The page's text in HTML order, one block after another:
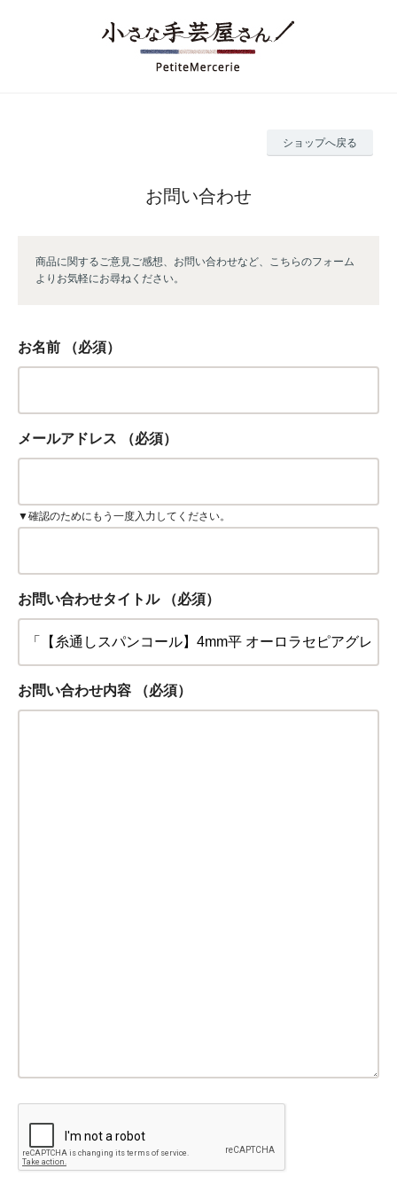
ショップへ戻る
お問い合わせ
商品に関するご意見ご感想、お問い合わせなど、こちらのフォーム
よりお気軽にお尋ねください。
お名前 （必須）
メールアドレス （必須）
▼確認のためにもう一度入力してください。
お問い合わせタイトル （必須）
お問い合わせ内容 （必須）